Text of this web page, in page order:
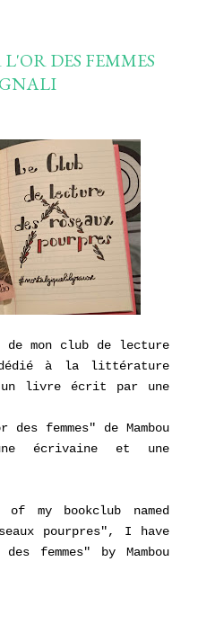
DES FEMMES
de mon club de lecture
à la littérature
livre écrit par une
femmes" de Mambou
écrivaine et une
my bookclub named
pourpres", I have
femmes" by Mambou